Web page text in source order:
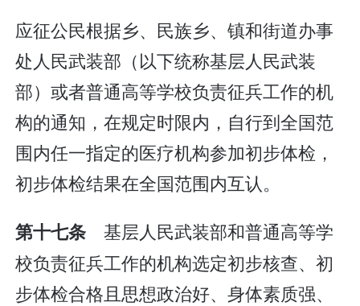
应征公民根据乡、民族乡、镇和街道办事
处人民武装部（以下统称基层人民武装
部）或者普通高等学校负责征兵工作的机
构的通知，在规定时限内，自行到全国范
围内任一指定的医疗机构参加初步体检，
初步体检结果在全国范围内互认。
第十七条 基层人民武装部和普通高等学
校负责征兵工作的机构选定初步核查、初
步体检合格且思想政治好、身体素质强、